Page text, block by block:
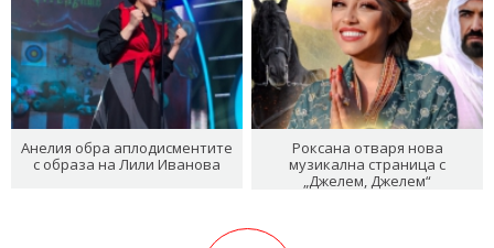
Анелия обра аплодисментите
с образа на Лили Иванова
Роксана отваря нова
музикална страница с
„Джелем, Джелем“